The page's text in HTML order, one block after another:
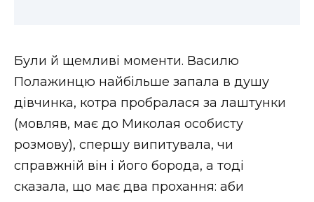
Були й щемливі моменти. Василю
Полажинцю найбільше запала в душу
дівчинка, котра пробралася за лаштунки
(мовляв, має до Миколая особисту
розмову), спершу випитувала, чи
справжній він і його борода, а тоді
сказала, що має два прохання: аби